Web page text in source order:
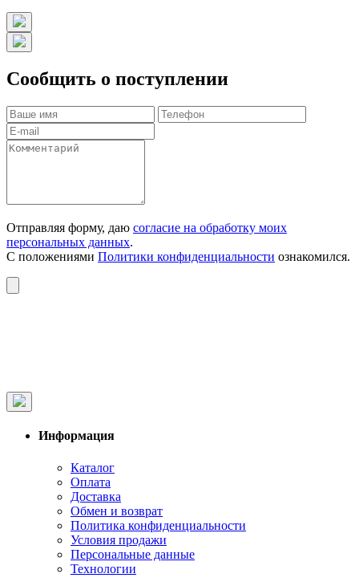
Сообщить о поступлении
Отправляя форму, даю согласие на обработку моих
персональных данных.
С положениями Политики конфиденциальности ознакомился.
Информация
Каталог
Оплата
Доставка
Обмен и возврат
Политика конфиденциальности
Условия продажи
Персональные данные
Технологии